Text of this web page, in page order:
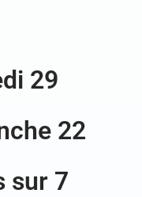
29
22
sur 7